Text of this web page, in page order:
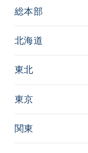
総本部
北海道
東北
東京
関東